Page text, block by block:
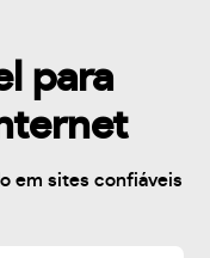
para
em sites confiáveis